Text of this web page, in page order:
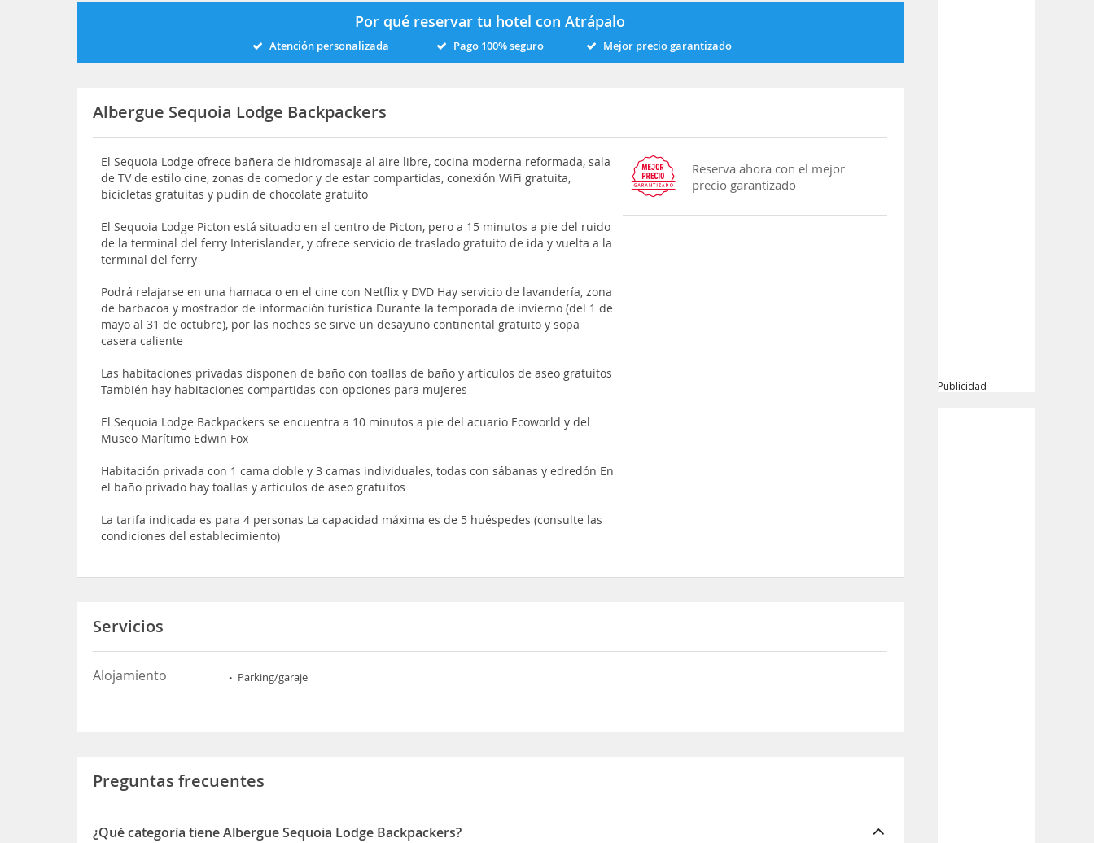
Por qué reservar tu hotel con Atrápalo
Atención personalizada Pago 100% seguro Mejor precio garantizado
Albergue Sequoia Lodge Backpackers
El Sequoia Lodge ofrece bañera de hidromasaje al aire libre, cocina moderna reformada, sala
de TV de estilo cine, zonas de comedor y de estar compartidas, conexión WiFi gratuita,
bicicletas gratuitas y pudin de chocolate gratuito
El Sequoia Lodge Picton está situado en el centro de Picton, pero a 15 minutos a pie del ruido
de la terminal del ferry Interislander, y ofrece servicio de traslado gratuito de ida y vuelta a la
terminal del ferry
Podrá relajarse en una hamaca o en el cine con Netflix y DVD Hay servicio de lavandería, zona
de barbacoa y mostrador de información turística Durante la temporada de invierno (del 1 de
mayo al 31 de octubre), por las noches se sirve un desayuno continental gratuito y sopa
casera caliente
Las habitaciones privadas disponen de baño con toallas de baño y artículos de aseo gratuitos
También hay habitaciones compartidas con opciones para mujeres
El Sequoia Lodge Backpackers se encuentra a 10 minutos a pie del acuario Ecoworld y del
Museo Marítimo Edwin Fox
Habitación privada con 1 cama doble y 3 camas individuales, todas con sábanas y edredón En
el baño privado hay toallas y artículos de aseo gratuitos
La tarifa indicada es para 4 personas La capacidad máxima es de 5 huéspedes (consulte las
condiciones del establecimiento)
Reserva ahora con el mejor
precio garantizado
Servicios
Alojamiento Parking/garaje
Preguntas frecuentes
¿Qué categoría tiene Albergue Sequoia Lodge Backpackers?
Publicidad